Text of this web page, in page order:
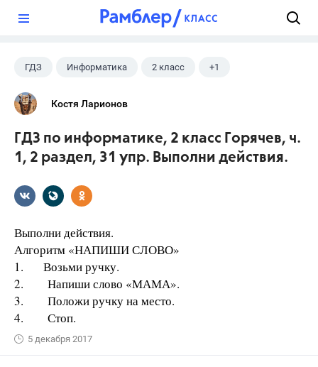
ГДЗ Информатика 2 класс +1
Горячев А.В.
Костя Ларионов
ГДЗ по информатике, 2 класс Горячев, ч.
1, 2 раздел, 31 упр. Выполни действия.
Выполни действия.
Алгоритм «НАПИШИ СЛОВО»
1. Возьми ручку.
2. Напиши слово «МАМА».
3. Положи ручку на место.
4. Стоп.
5 декабря 2017